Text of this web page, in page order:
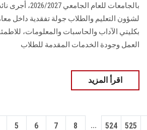
بالجامعات للعام
لشؤون التعليم والطلاب جولة تفقدية داخل
بكليتي الآداب والحاسبات والمعلومات،
العمل وجودة الخدمات المقدمة للطلاب
اقرأ المزيد
5 6 7 8 ... 524 525